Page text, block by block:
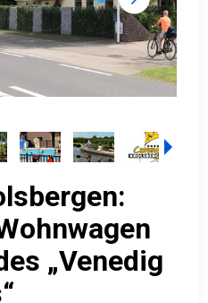
„Venedig